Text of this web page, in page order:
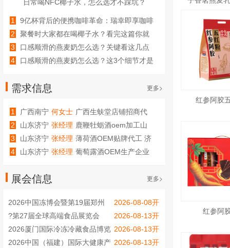
红参阿胶
红参阿
日常喝NFC椰子水，怎么选才不踩坑？
1
9亿杯背后的便携咖啡革命：瑞幸即享咖啡
液如何跑出双位数高增长？
2
聚餐时大家都在喝椰子水？看完这篇你就
知道怎么选了
3
口感顺滑的燕麦奶怎么选？关键看这几点
4
口感顺滑的燕麦奶怎么选？这3个细节才是
需求信息 更多>
1 广西南宁 何女士 广西生蚨堂店铺招商代
理加盟
2 山东济宁 张经理 鹿鞭牡蛎酒oem加工山
东庆葆堂
3 山东济宁 张经理 薄荷酒OEM贴牌代工 济
宁庆葆堂生物
4 山东济宁 张经理 葡萄露酒OEM生产企业
展会信息 更多>
2026-08-08开
2026中国冻博会暨第19届郑州
冷冻冷藏食品博览会（聚焦速冻
面点、烤肠、火锅烧烤食材）
2026-08-13开
?第27届全球高端食品展览会
（秋季全食展）
2026-08-13开
2026厦门国际冷冻冷藏食品博览
2026-08-13开
2026中国（福建）国际大健康产